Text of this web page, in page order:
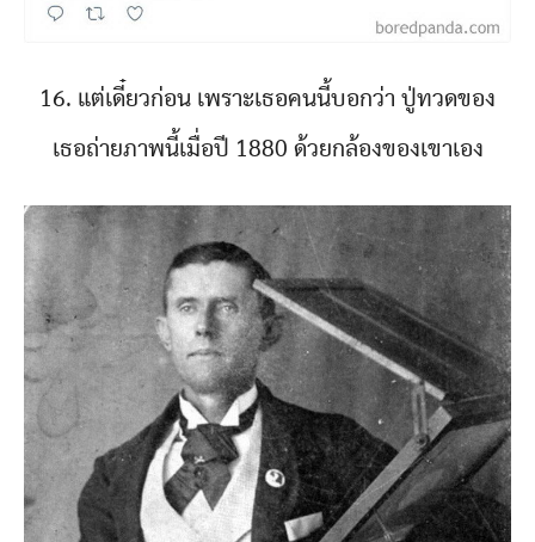
16. แต่เดี๋ยวก่อน เพราะเธอคนนี้บอกว่า ปู่ทวดของ
เธอถ่ายภาพนี้เมื่อปี 1880 ด้วยกล้องของเขาเอง